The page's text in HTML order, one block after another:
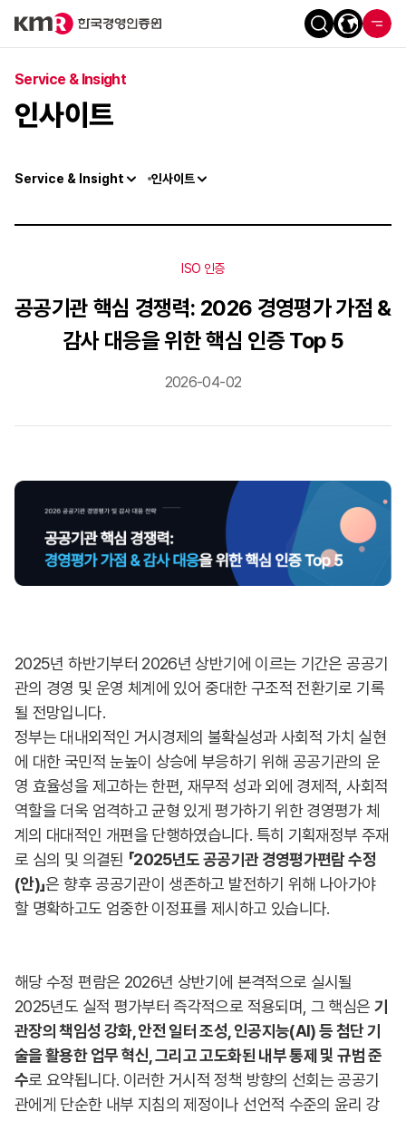
Service & Insight
인사이트
Service & Insight 인사이트
ISO 인증
공공기관 핵심 경쟁력: 2026 경영평가 가점 &
감사 대응을 위한 핵심 인증 Top 5
2026-04-02
2025년 하반기부터 2026년 상반기에 이르는 기간은 공공기
관의 경영 및 운영 체계에 있어 중대한 구조적 전환기로 기록
될 전망입니다.
정부는 대내외적인 거시경제의 불확실성과 사회적 가치 실현
에 대한 국민적 눈높이 상승에 부응하기 위해 공공기관의 운
영 효율성을 제고하는 한편, 재무적 성과 외에 경제적, 사회적
역할을 더욱 엄격하고 균형 있게 평가하기 위한 경영평가 체
계의 대대적인 개편을 단행하였습니다. 특히 기획재정부 주재
로 심의 및 의결된 「2025년도 공공기관 경영평가편람 수정
(안)」은 향후 공공기관이 생존하고 발전하기 위해 나아가야
할 명확하고도 엄중한 이정표를 제시하고 있습니다.
해당 수정 편람은 2026년 상반기에 본격적으로 실시될
2025년도 실적 평가부터 즉각적으로 적용되며, 그 핵심은 기
관장의 책임성 강화, 안전 일터 조성, 인공지능(AI) 등 첨단 기
술을 활용한 업무 혁신, 그리고 고도화된 내부 통제 및 규범 준
수로 요약됩니다. 이러한 거시적 정책 방향의 선회는 공공기
관에게 단순한 내부 지침의 제정이나 선언적 수준의 윤리 강